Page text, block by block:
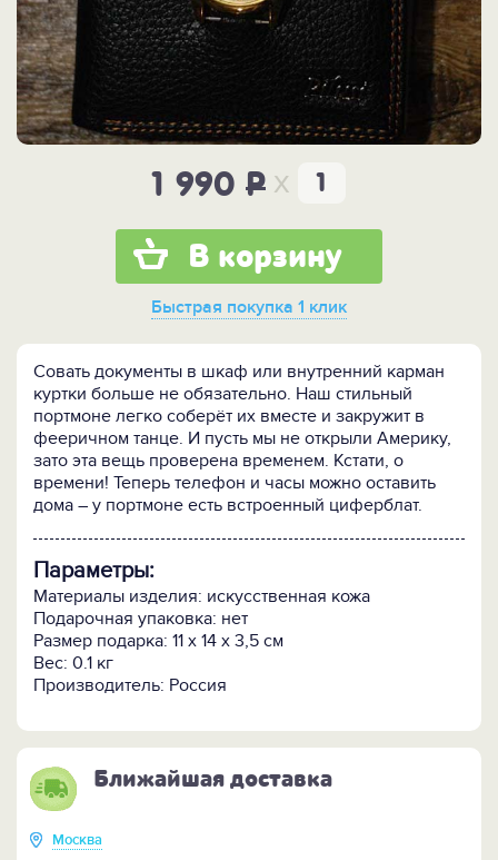
1 990 P x
В корзину
Быстрая покупка 1 клик
Совать документы в шкаф или внутренний карман
куртки больше не обязательно. Наш стильный
портмоне легко соберёт их вместе и закружит в
фееричном танце. И пусть мы не открыли Америку,
зато эта вещь проверена временем. Кстати, о
времени! Теперь телефон и часы можно оставить
дома – у портмоне есть встроенный циферблат.
Параметры:
Материалы изделия: искусственная кожа
Подарочная упаковка: нет
Размер подарка: 11 x 14 x 3,5 см
Вес: 0.1 кг
Производитель: Россия
Ближайшая доставка
Москва